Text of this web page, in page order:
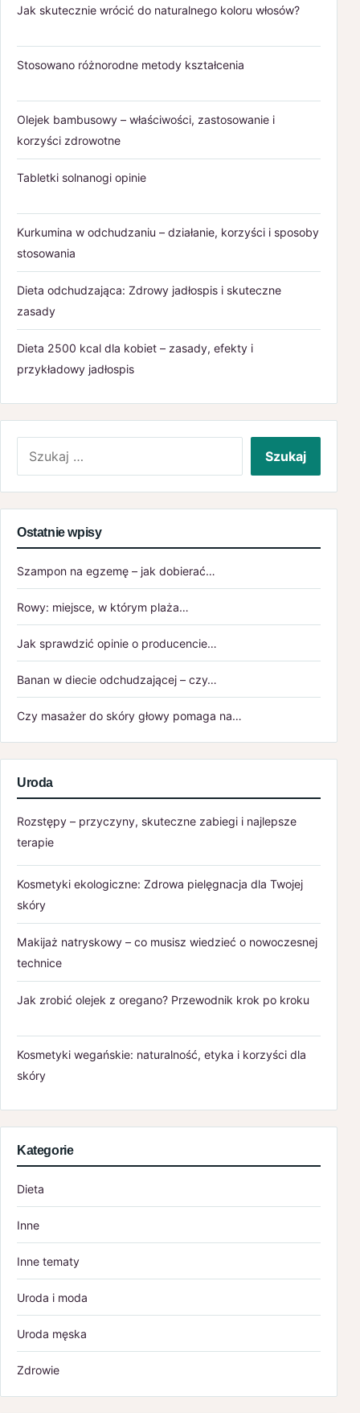
Jak skutecznie wrócić do naturalnego koloru włosów?
Stosowano różnorodne metody kształcenia
Olejek bambusowy – właściwości, zastosowanie i
korzyści zdrowotne
Tabletki solnanogi opinie
Kurkumina w odchudzaniu – działanie, korzyści i sposoby
stosowania
Dieta odchudzająca: Zdrowy jadłospis i skuteczne
zasady
Dieta 2500 kcal dla kobiet – zasady, efekty i
przykładowy jadłospis
Ostatnie wpisy
Szampon na egzemę – jak dobierać…
Rowy: miejsce, w którym plaża…
Jak sprawdzić opinie o producencie…
Banan w diecie odchudzającej – czy…
Czy masażer do skóry głowy pomaga na…
Uroda
Rozstępy – przyczyny, skuteczne zabiegi i najlepsze
terapie
Kosmetyki ekologiczne: Zdrowa pielęgnacja dla Twojej
skóry
Makijaż natryskowy – co musisz wiedzieć o nowoczesnej
technice
Jak zrobić olejek z oregano? Przewodnik krok po kroku
Kosmetyki wegańskie: naturalność, etyka i korzyści dla
skóry
Kategorie
Dieta
Inne
Inne tematy
Uroda i moda
Uroda męska
Zdrowie